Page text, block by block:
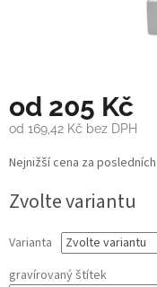
od 205 Kč
od 169,42 Kč bez DPH
Měrná
cena:
Nejnižší cena za
Zvolte variantu
Varianta
gravírovaný štítek